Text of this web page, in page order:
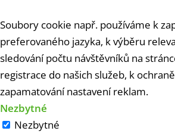
Soubory cookie např. používáme k
preferovaného jazyka, k výběru
sledování počtu návštěvníků na
registrace do našich služeb, k
zapamatování nastavení reklam.
Nezbytné
Nezbytné